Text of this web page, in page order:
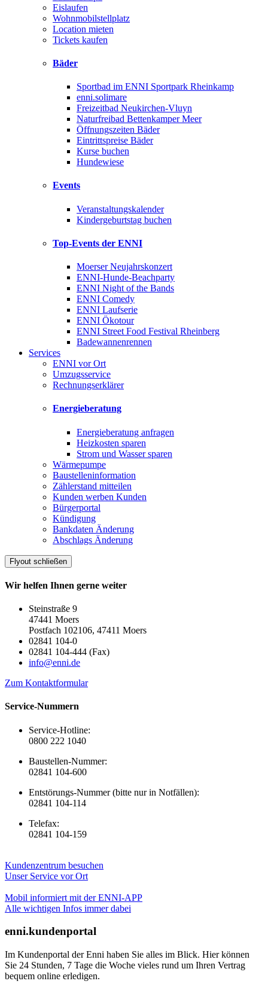
Eislaufen
Wohnmobilstellplatz
Location mieten
Tickets kaufen
Bäder
Sportbad im ENNI Sportpark Rheinkamp
enni.solimare
Freizeitbad Neukirchen-Vluyn
Naturfreibad Bettenkamper Meer
Öffnungszeiten Bäder
Eintrittspreise Bäder
Kurse buchen
Hundewiese
Events
Veranstaltungskalender
Kindergeburtstag buchen
Top-Events der ENNI
Moerser Neujahrskonzert
ENNI-Hunde-Beachparty
ENNI Night of the Bands
ENNI Comedy
ENNI Laufserie
ENNI Ökotour
ENNI Street Food Festival Rheinberg
Badewannenrennen
Services
ENNI vor Ort
Umzugsservice
Rechnungserklärer
Energieberatung
Energieberatung anfragen
Heizkosten sparen
Strom und Wasser sparen
Wärmepumpe
Baustelleninformation
Zählerstand mitteilen
Kunden werben Kunden
Bürgerportal
Kündigung
Bankdaten Änderung
Abschlags Änderung
Flyout schließen
Wir helfen Ihnen gerne weiter
Steinstraße 9
47441 Moers
Postfach 102106, 47411 Moers
02841 104-0
02841 104-444 (Fax)
info@enni.de
Zum Kontaktformular
Service-Nummern
Service-Hotline:
0800 222 1040
Baustellen-Nummer:
02841 104-600
Entstörungs-Nummer (bitte nur in Notfällen):
02841 104-114
Telefax:
02841 104-159
Kundenzentrum besuchen
Unser Service vor Ort
Mobil informiert mit der ENNI-APP
Alle wichtigen Infos immer dabei
enni.kundenportal
Im Kundenportal der Enni haben Sie alles im Blick. Hier können
Sie 24 Stunden, 7 Tage die Woche vieles rund um Ihren Vertrag
bequem online erledigen.